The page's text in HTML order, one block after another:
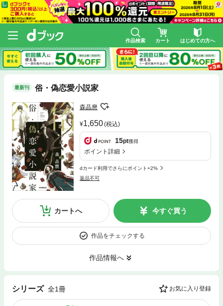
作品検索 カート はじめての方へ
最新刊 俗・偽恋愛小説家
森晶麿
1,650(税込)
15pt獲得
ポイント詳細
dカード利用でさらにポイント+2%
返品不可
カートへ 今すぐ買う
作品をチェックする
作品情報へ
シリーズ 全1冊 お気に入り登録